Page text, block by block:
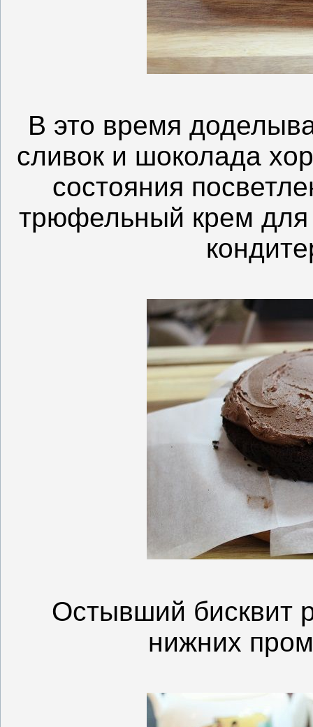
В это время
сливок и шоколада
состояния
трюфельный крем для
Остывший бисквит
нижних